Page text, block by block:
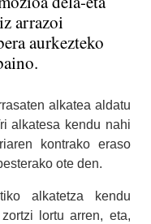
arrazoi
aurkezteko
alkatea aldatu
alkatesa kendu nahi
kontrako eraso
ote den.
alkatetza kendu
lortu arren, eta,